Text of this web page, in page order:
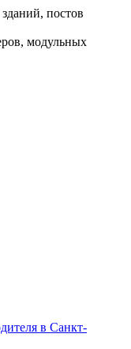
постов
модульных
в Санкт-